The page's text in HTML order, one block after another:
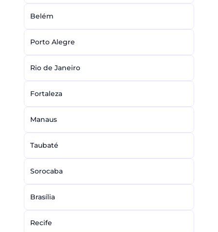
Belém
Porto Alegre
Rio de Janeiro
Fortaleza
Manaus
Taubaté
Sorocaba
Brasília
Recife